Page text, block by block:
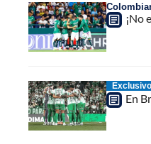
¡No
Exclusivo
En